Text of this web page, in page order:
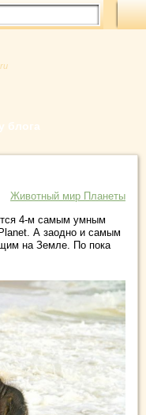
блога
Животный мир Планеты
4-м самым умным
А заодно и самым
на Земле. По пока